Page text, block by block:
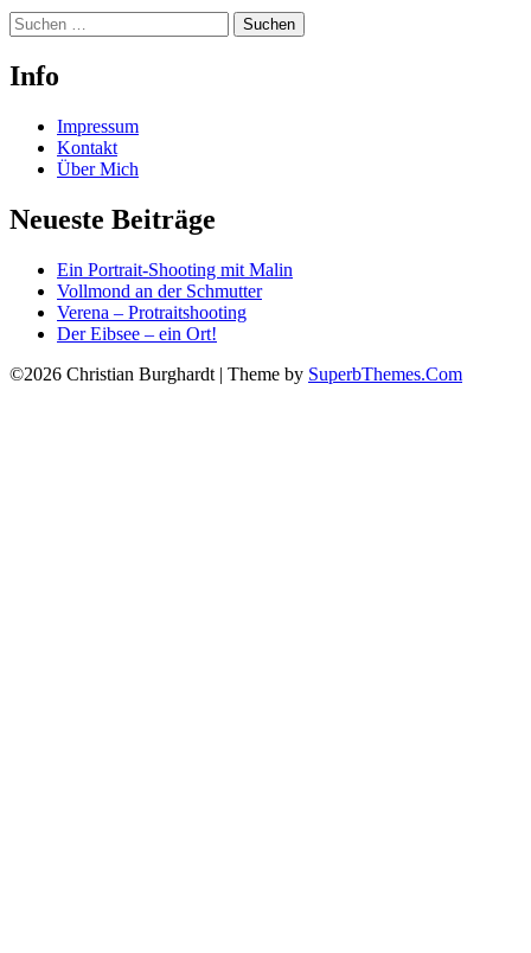
Suchen
nach:
Info
Impressum
Kontakt
Über Mich
Neueste Beiträge
Ein Portrait-Shooting mit Malin
Vollmond an der Schmutter
Verena – Protraitshooting
Der Eibsee – ein Ort!
©2026 Christian Burghardt | Theme by SuperbThemes.Com